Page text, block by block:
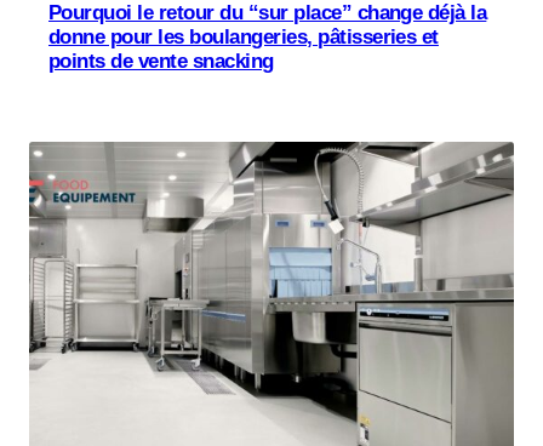
Pourquoi le retour du “sur place” change déjà la
donne pour les boulangeries, pâtisseries et
points de vente snacking